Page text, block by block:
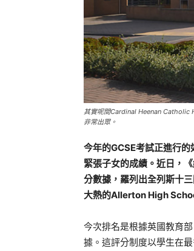
其實呢間Cardinal Heenan Catholic
非常出眾。
今年的GCSE考試正進行
緊張子女的成績。近日，
分數據，羅列出全列斯十
大熱的Allerton High
今次排名是根據英國教育
據。這評分制度以學生在